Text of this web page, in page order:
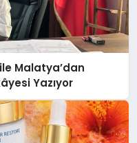
Malatya’dan
Yazıyor